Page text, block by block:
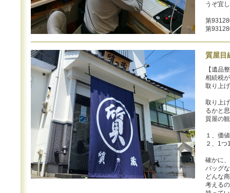
うぞ宜
第
第
質屋目
【遺品
相続税
取り上
取り上
るかと
質屋の
１、価
２、1
確かに
バッグ
どんな
考える